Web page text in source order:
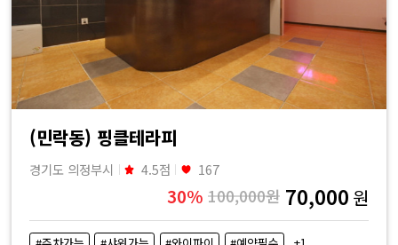
(민락동) 핑클테라피
경기도 의정부시 4.5점 167
30% 100,000원 70,000 원